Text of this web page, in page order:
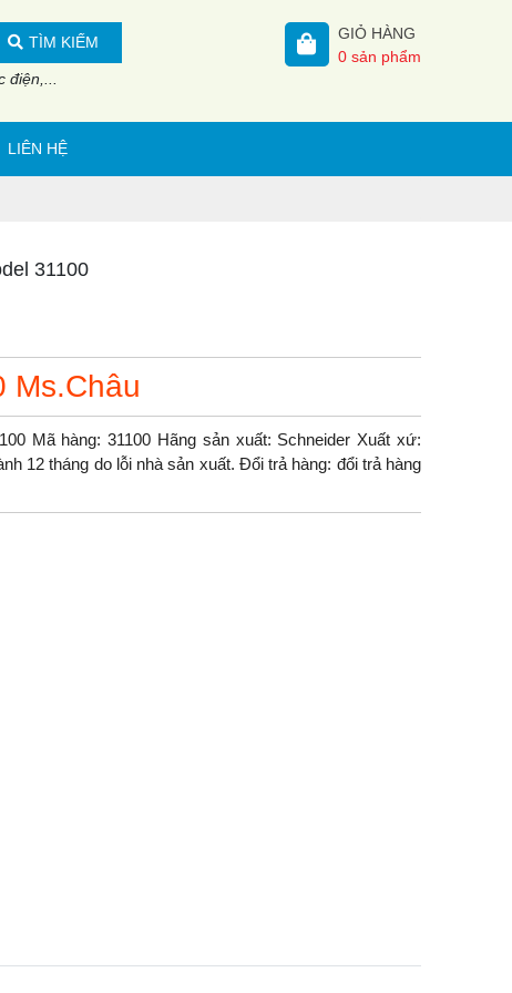
TÌM KIẾM
GIỎ HÀNG
0 sản phẩm
LIÊN HỆ
31100
Ms.Châu
Mã hàng: 31100 Hãng sản xuất: Schneider Xuất xứ:
12 tháng do lỗi nhà sản xuất. Đổi trả hàng: đổi trả hàng